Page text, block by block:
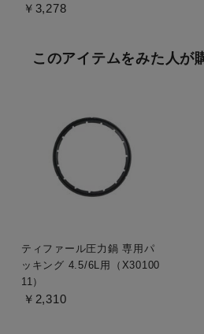
￥3,278
このアイテムをみた人が
ティファール圧力鍋 専用パ
ッキング 4.5/6L用（X30100
11）
￥2,310